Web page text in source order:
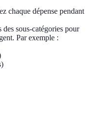
chaque dépense pendant
des sous-catégories pour
Par exemple :